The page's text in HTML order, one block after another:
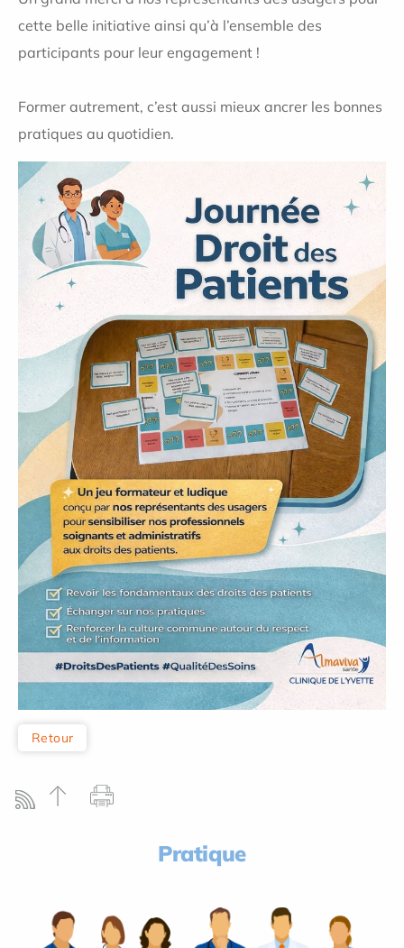
cette belle initiative ainsi qu’à l’ensemble des
participants pour leur engagement !
Former autrement, c’est aussi mieux ancrer les bonnes
pratiques au quotidien.
Retour
Pratique